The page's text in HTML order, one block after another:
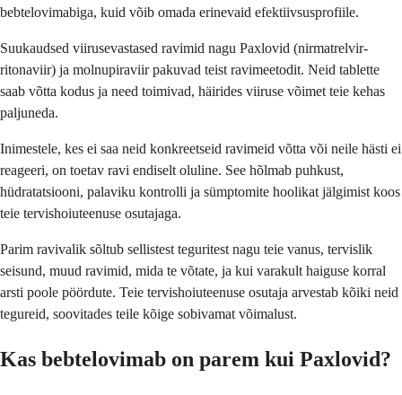
bebtelovimabiga, kuid võib omada erinevaid efektiivsusprofiile.
Suukaudsed viirusevastased ravimid nagu Paxlovid (nirmatrelvir-
ritonaviir) ja molnupiraviir pakuvad teist ravimeetodit. Neid tablette
saab võtta kodus ja need toimivad, häirides viiruse võimet teie kehas
paljuneda.
Inimestele, kes ei saa neid konkreetseid ravimeid võtta või neile hästi ei
reageeri, on toetav ravi endiselt oluline. See hõlmab puhkust,
hüdratatsiooni, palaviku kontrolli ja sümptomite hoolikat jälgimist koos
teie tervishoiuteenuse osutajaga.
Parim ravivalik sõltub sellistest teguritest nagu teie vanus, tervislik
seisund, muud ravimid, mida te võtate, ja kui varakult haiguse korral
arsti poole pöördute. Teie tervishoiuteenuse osutaja arvestab kõiki neid
tegureid, soovitades teile kõige sobivamat võimalust.
Kas bebtelovimab on parem kui Paxlovid?